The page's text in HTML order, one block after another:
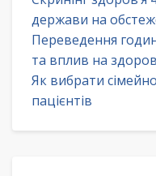
держави на
Переведення
та вплив на
Як вибрати
пацієнтів